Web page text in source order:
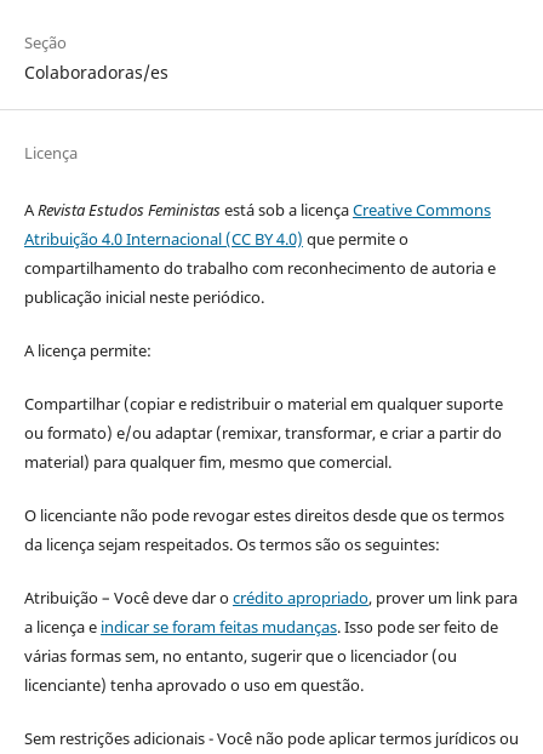
Seção
Colaboradoras/es
Licença
ARevista Estudos Feministasestá sob a licençaCreative Commons
Atribuição 4.0 Internacional (CC BY 4.0) que permite o
compartilhamento do trabalho com reconhecimento de autoria e
publicação inicial neste periódico.
A licença permite:
Compartilhar (copiar e redistribuir o material em qualquer suporte
ou formato) e/ou adaptar (remixar, transformar, e criar a partir do
material) para qualquer fim, mesmo que comercial.
O licenciante não pode revogar estes direitos desde que os termos
da licença sejam respeitados. Os termos são os seguintes:
Atribuição – Você deve dar ocrédito apropriado, prover um link para
a licença e indicar se foram feitas mudanças. Isso pode ser feito de
várias formas sem, no entanto, sugerir que o licenciador (ou
licenciante) tenha aprovado o uso em questão.
Sem restrições adicionais - Você não pode aplicar termos jurídicos ou